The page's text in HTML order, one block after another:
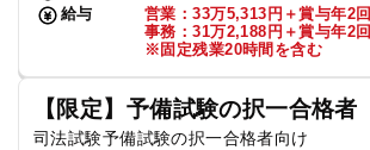
給与
営業：33万5,313円＋賞与年2回
事務：31万2,188円＋賞与年2回
※固定残業20時間を含む
【限定】予備試験の択一合格者
司法試験予備試験の択一合格者向け